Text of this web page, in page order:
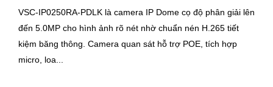
VSC-IP0250RA-PDLK là camera IP Dome cọ độ phân giải lên
đến 5.0MP cho hình ảnh rõ nét nhờ chuẩn nén H.265 tiết
kiệm băng thông. Camera quan sát hỗ trợ POE, tích hợp
micro, loa...